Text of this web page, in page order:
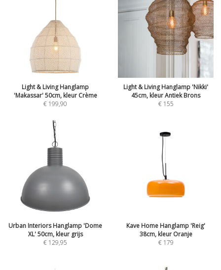
Light & Living Hanglamp
'Makassar' 50cm, kleur Crème
€ 199,90
Light & Living Hanglamp 'Nikki'
45cm, kleur Antiek Brons
€ 155
Urban Interiors Hanglamp 'Dome
XL' 50cm, kleur grijs
€ 129,95
Kave Home Hanglamp 'Reig'
38cm, kleur Oranje
€ 179